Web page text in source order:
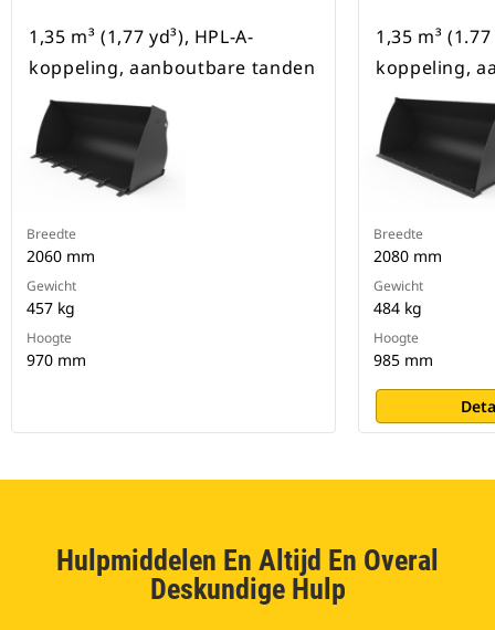
1,35 m³ (1,77 yd³), HPL-A-
koppeling, aanboutbare tanden
Breedte
2060 mm
Gewicht
457 kg
Hoogte
970 mm
1,35 m³
koppeling,
Breedte
2080 mm
Gewicht
484 kg
Hoogte
985 mm
Hulpmiddelen En Altijd En Overal
Deskundige Hulp